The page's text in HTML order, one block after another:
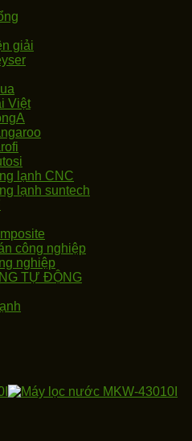
giải
Việt
lạnh CNC
lạnh suntech
công nghiệp
nghiệp
TỰ ĐỘNG